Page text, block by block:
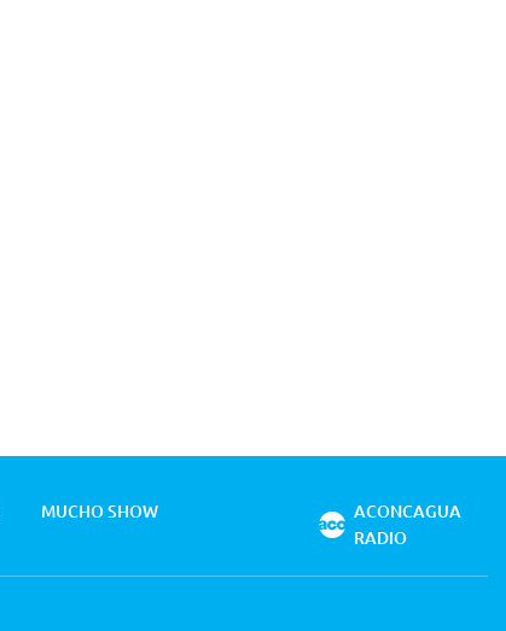
MUCHO SHOW
ACONCAGUA
RADIO